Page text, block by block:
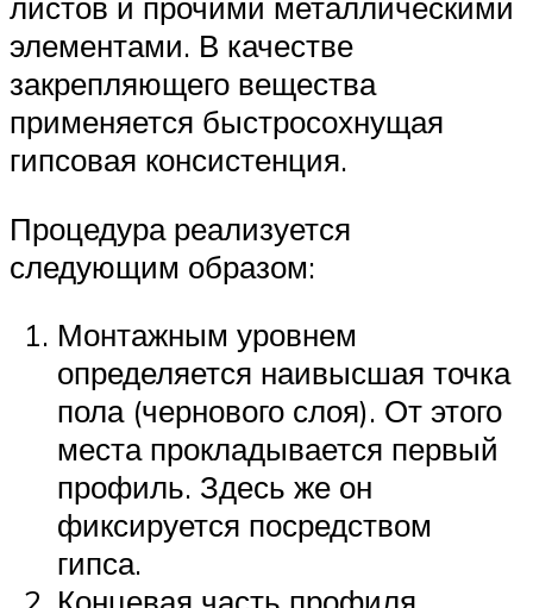
элементами. В качестве
закрепляющего вещества
применяется быстросохнущая
гипсовая консистенция.
Процедура реализуется
следующим образом:
Монтажным уровнем
определяется наивысшая точка
пола (чернового слоя). От этого
места прокладывается первый
профиль. Здесь же он
фиксируется посредством
гипса.